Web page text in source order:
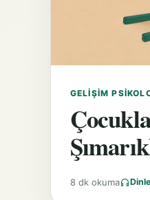
GELIŞIM
8 dk okuma Dinle